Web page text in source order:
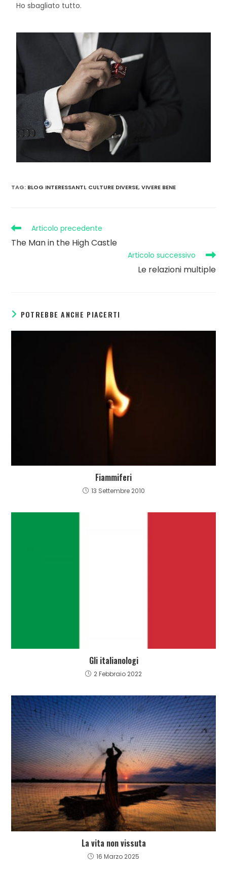
Ho sbagliato tutto.
TAG: BLOG INTERESSANTI, CULTURE DIVERSE, VIVERE BENE
Articolo precedente
The Man in the High Castle
Articolo successivo
Le relazioni multiple
POTREBBE ANCHE PIACERTI
Fiammiferi
13 Settembre 2010
Gli italianologi
2 Febbraio 2022
La vita non vissuta
16 Marzo 2025